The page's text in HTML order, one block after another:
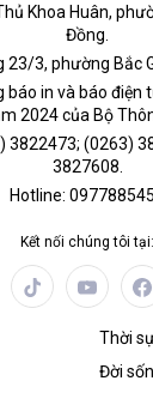
Khoa Huân,
Đồng.
23/3, phường Bắc
báo in và báo điện
2024 của Bộ
3822473; (0263)
3827608.
Hotline:
Kết nối chúng tôi tại:
Thời
Đời